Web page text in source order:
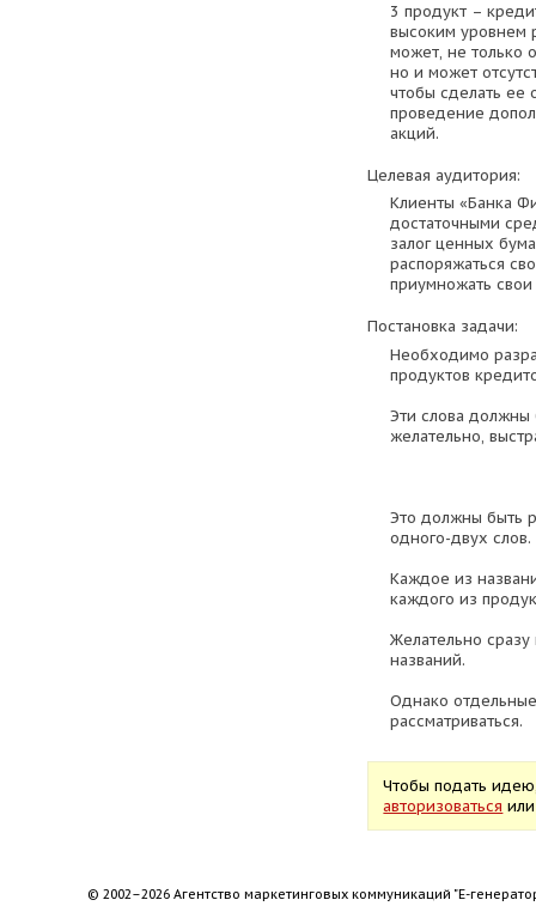
3 продукт –
высоким уровнем
может, не только
но и может
чтобы сделать
проведение
акций.
Целевая аудитория:
Клиенты «Банка
достаточными
залог ценных
распоряжаться
приумножать
Постановка задачи:
Необходимо
продуктов
Эти слова должны
желательно,
Это должны быть
одного-двух
Каждое из
каждого из
Желательно сразу
названий.
Однако
рассматриваться.
Чтобы подать
авторизоваться
© 2002–2026 Агентство маркетинговых коммуникаций "Е-